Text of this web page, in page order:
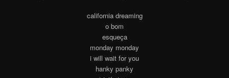
california dreaming
o bom
esqueça
monday monday
i will wait for you
hanky panky